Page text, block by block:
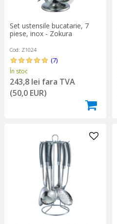
Set ustensile bucatarie, 7
piese, inox - Zokura
Cod: Z1024
(7)
În stoc
243,8 lei fara TVA
(50,0 EUR)